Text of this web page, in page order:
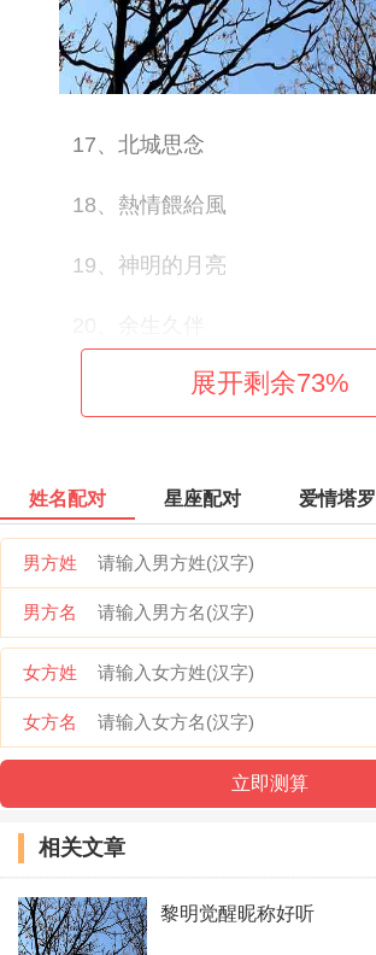
17、北城思念
18、熱情餵給風
19、神明的月亮
23、人生简单
24、执笔一刀当心画
25、远赴
26、陌离°
27、时光迹
28、恨蝶
30、獨寵①亾
展开剩余73%
姓名配对 星座配对 爱情塔罗
男方姓
男方名
女方姓
女方名
相关文章
黎明觉醒昵称好听